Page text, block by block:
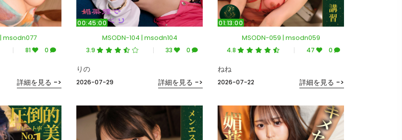
msodn077
81 0
詳細を見る ->
00:45:00
MSODN-104 | msodn104
3.9 33 0
2026-07-29
りの
詳細を見る ->
01:13:00
MSODN-059 | msodn059
4.8 47 0
2026-07-22
ねね
詳細を見る ->